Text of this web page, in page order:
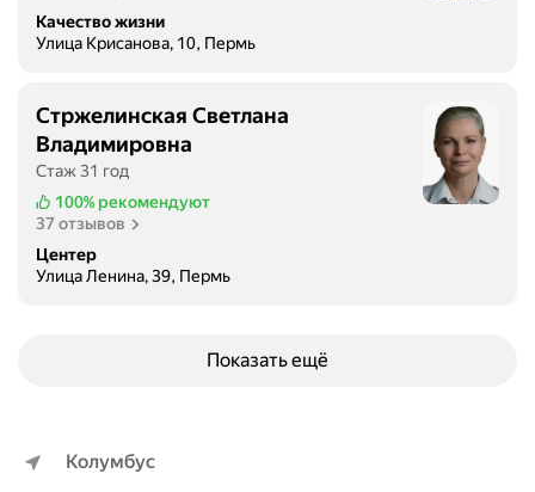
Качество жизни
Улица Крисанова, 10, Пермь
Стржелинская Светлана
Владимировна
Стаж 31 год
100% рекомендуют
37 отзывов
Центер
Улица Ленина, 39, Пермь
Показать ещё
Колумбус